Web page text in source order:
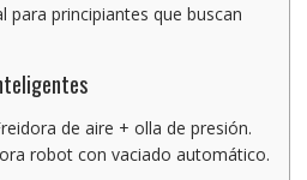
para principiantes que buscan
de aire + olla de presión.
robot con vaciado automático.